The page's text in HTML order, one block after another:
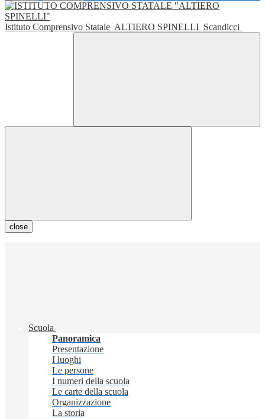
Istituto Comprensivo Statale ALTIERO SPINELLI Scandicci
close
Scuola
Panoramica
Presentazione
I luoghi
Le persone
I numeri della scuola
Le carte della scuola
Organizzazione
La storia